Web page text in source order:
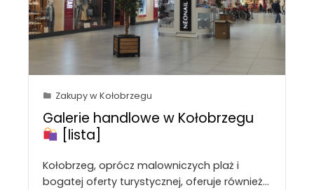
Zakupy w Kołobrzegu
Galerie handlowe w Kołobrzegu
[lista]
Kołobrzeg, oprócz malowniczych plaż i
bogatej oferty turystycznej, oferuje również…